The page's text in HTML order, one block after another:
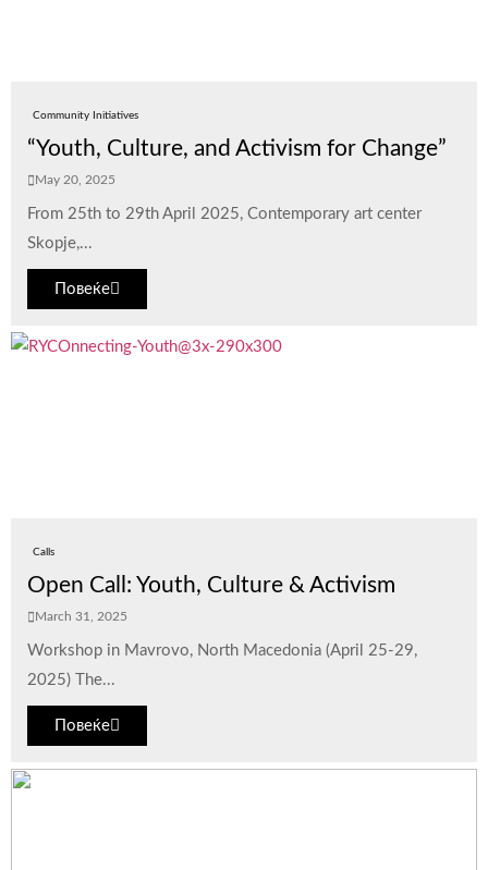
Community Initiatives
“Youth, Culture, and Activism for Change”
May 20, 2025
From 25th to 29th April 2025, Contemporary art center
Skopje,...
Повеќе
Calls
Open Call: Youth, Culture & Activism
March 31, 2025
Workshop in Mavrovo, North Macedonia (April 25-29,
2025) The...
Повеќе